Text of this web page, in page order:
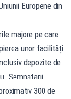
Europene din
majore pe care
unor facilități
depozite de
Semnatarii
300 de